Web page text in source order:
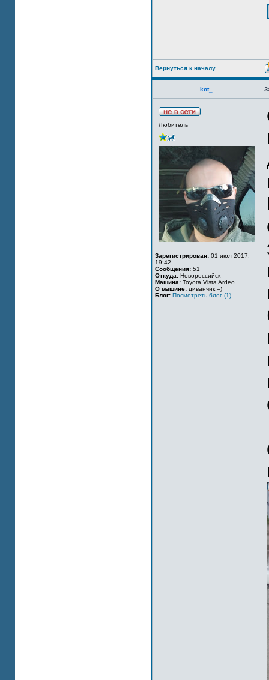
Вернуться к началу
kot_
Любитель
Зарегистрирован: 01 июл 2017,
19:42
Сообщения: 51
Откуда: Новороссийск
Машина: Toyota Vista Ardeo
О машине: диванчик =)
Блог: Посмотреть блог (1)